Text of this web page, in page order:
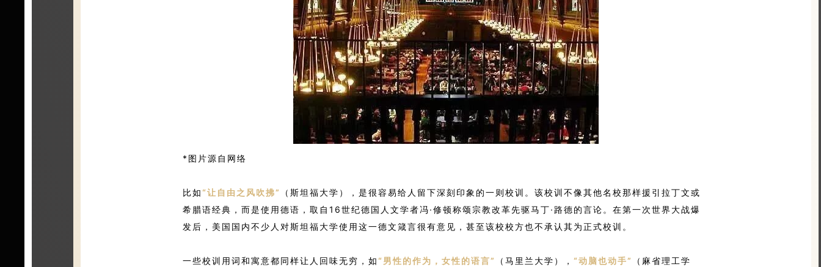
*图片源自网络
比如“让自由之风吹拂”
（斯坦福大学），是很容易给人留下深刻印象的一则校训。该校训不像其他名校那样援引拉丁文或
希腊语经典，而是使用德语，取自16世纪德国人文学者冯·修顿称颂宗教改革先驱马丁·路德的言论。在第一次世界大战爆
发后，美国国内不少人对斯坦福大学使用这一德文箴言很有意见，甚至该校校方也不承认其为正式校训。
一些校训用词和寓意都同样让人回味无穷，如“男性的作为，女性的语言” （马里兰大学），“动脑也动手”
（麻省理工学